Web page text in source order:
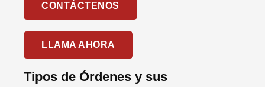
CONTÁCTENOS
LLAMA AHORA
Tipos de Órdenes y sus